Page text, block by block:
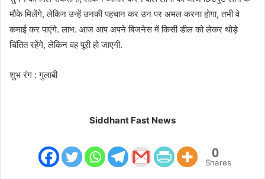
मौके मिलेंगे, लेकिन उन्हें उनकी पहचान कर उन पर अमल करना होगा, तभी वे
कमाई कर पाएंगे. लाभ. आज आप अपने बिजनेस में किसी डील को लेकर थोड़े
चिंतित रहेंगे, लेकिन वह पूरी हो जाएगी.
शुभ रंग : गुलाबी
Siddhant Fast News
0
Shares